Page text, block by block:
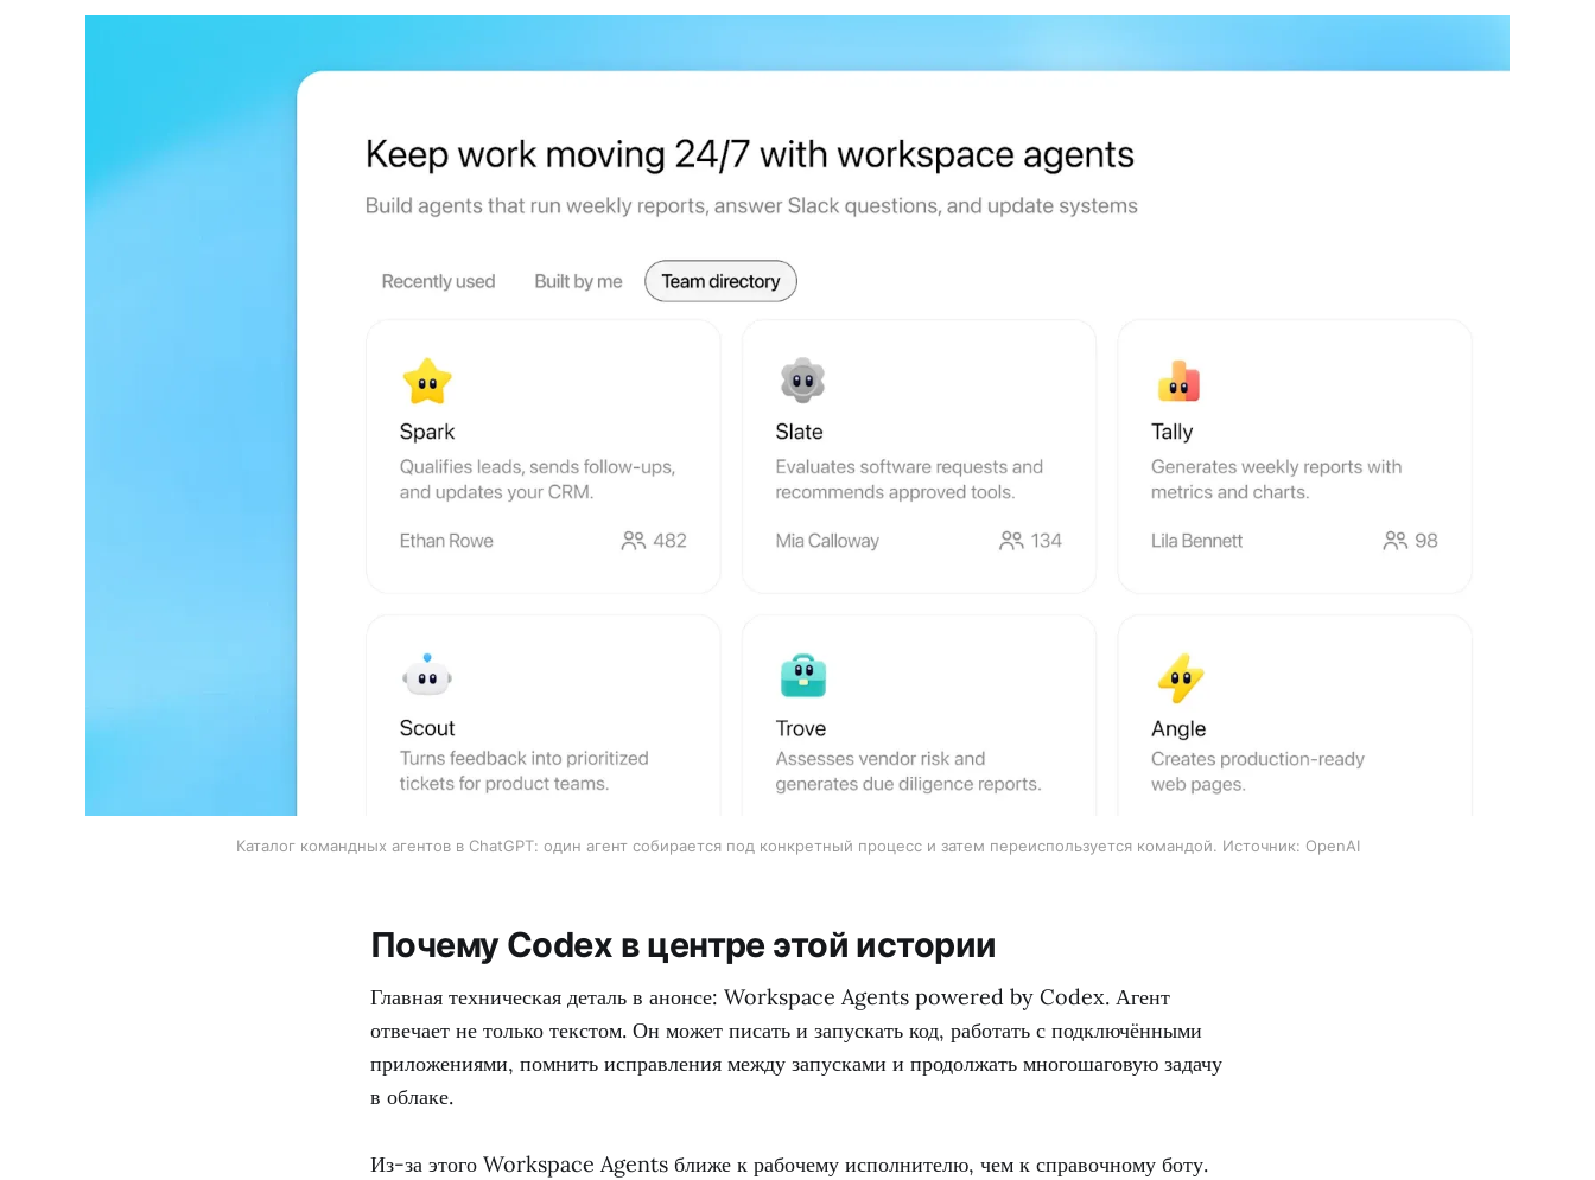
Каталог командных агентов в ChatGPT: один агент собирается под конкретный процесс и затем переиспользуется командой. Источник: OpenAI
Почему Codex в центре этой истории
Главная техническая деталь в анонсе: Workspace Agents powered by Codex. Агент
отвечает не только текстом. Он может писать и запускать код, работать с подключёнными
приложениями, помнить исправления между запусками и продолжать многошаговую задачу
в облаке.
Из-за этого Workspace Agents ближе к рабочему исполнителю, чем к справочному боту.